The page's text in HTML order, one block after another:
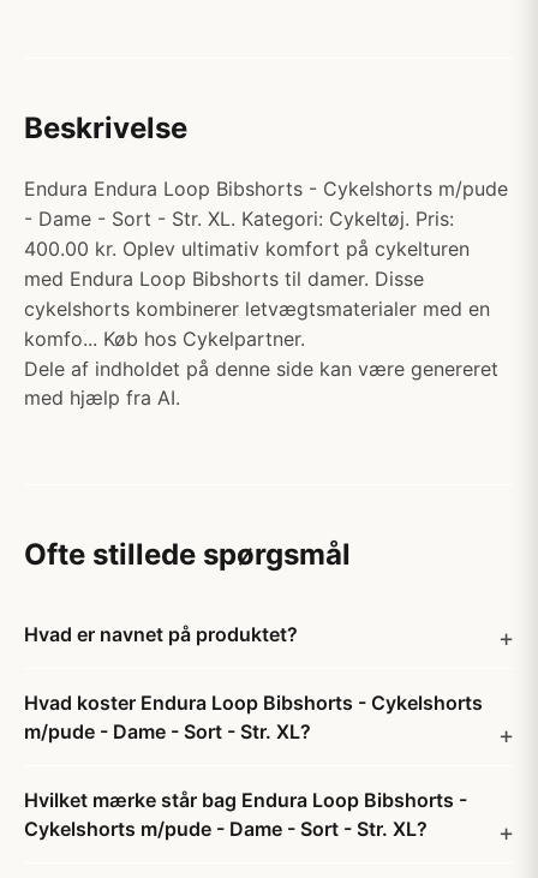
Beskrivelse
Endura Endura Loop Bibshorts - Cykelshorts m/pude
- Dame - Sort - Str. XL. Kategori: Cykeltøj. Pris:
400.00 kr. Oplev ultimativ komfort på cykelturen
med Endura Loop Bibshorts til damer. Disse
cykelshorts kombinerer letvægtsmaterialer med en
komfo... Køb hos Cykelpartner.
Dele af indholdet på denne side kan være genereret
med hjælp fra AI.
Ofte stillede spørgsmål
Hvad er navnet på produktet?
Hvad koster Endura Loop Bibshorts - Cykelshorts
m/pude - Dame - Sort - Str. XL?
Hvilket mærke står bag Endura Loop Bibshorts -
Cykelshorts m/pude - Dame - Sort - Str. XL?